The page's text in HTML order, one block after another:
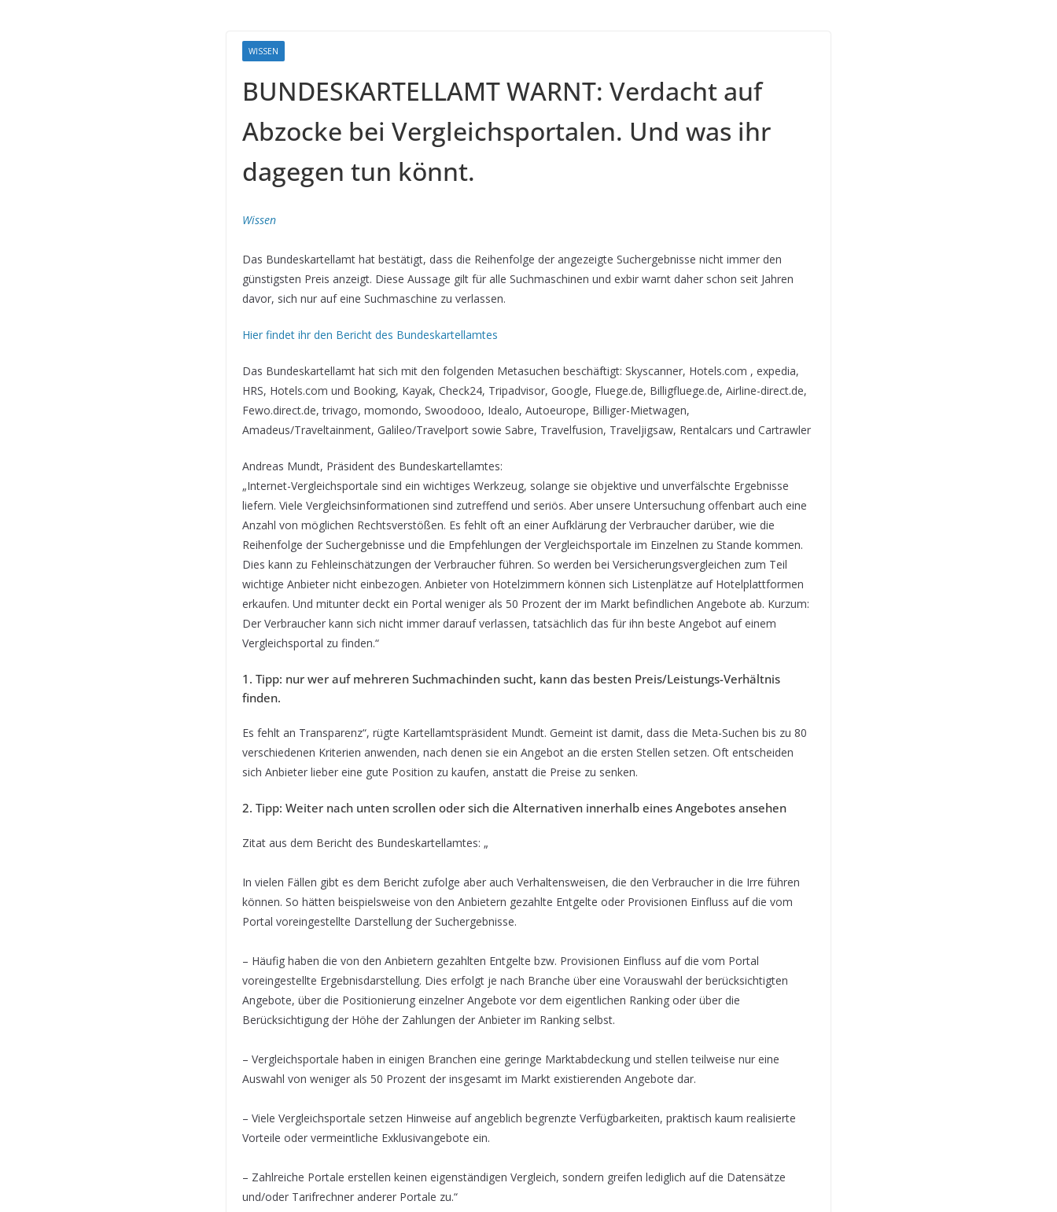
WISSEN
BUNDESKARTELLAMT WARNT: Verdacht auf
Abzocke bei Vergleichsportalen. Und was ihr
dagegen tun könnt.
Wissen
Das Bundeskartellamt hat bestätigt, dass die Reihenfolge der angezeigte Suchergebnisse nicht immer den
günstigsten Preis anzeigt. Diese Aussage gilt für alle Suchmaschinen und exbir warnt daher schon seit Jahren
davor, sich nur auf eine Suchmaschine zu verlassen.
Hier findet ihr den Bericht des Bundeskartellamtes
Das Bundeskartellamt hat sich mit den folgenden Metasuchen beschäftigt: Skyscanner, Hotels.com , expedia,
HRS, Hotels.com und Booking, Kayak, Check24, Tripadvisor, Google, Fluege.de, Billigfluege.de, Airline-direct.de,
Fewo.direct.de, trivago, momondo, Swoodooo, Idealo, Autoeurope, Billiger-Mietwagen,
Amadeus/Traveltainment, Galileo/Travelport sowie Sabre, Travelfusion, Traveljigsaw, Rentalcars und Cartrawler
Andreas Mundt, Präsident des Bundeskartellamtes:
„Internet-Vergleichsportale sind ein wichtiges Werkzeug, solange sie objektive und unverfälschte Ergebnisse
liefern. Viele Vergleichsinformationen sind zutreffend und seriös. Aber unsere Untersuchung offenbart auch eine
Anzahl von möglichen Rechtsverstößen. Es fehlt oft an einer Aufklärung der Verbraucher darüber, wie die
Reihenfolge der Suchergebnisse und die Empfehlungen der Vergleichsportale im Einzelnen zu Stande kommen.
Dies kann zu Fehleinschätzungen der Verbraucher führen. So werden bei Versicherungsvergleichen zum Teil
wichtige Anbieter nicht einbezogen. Anbieter von Hotelzimmern können sich Listenplätze auf Hotelplattformen
erkaufen. Und mitunter deckt ein Portal weniger als 50 Prozent der im Markt befindlichen Angebote ab. Kurzum:
Der Verbraucher kann sich nicht immer darauf verlassen, tatsächlich das für ihn beste Angebot auf einem
Vergleichsportal zu finden.“
1. Tipp: nur wer auf mehreren Suchmachinden sucht, kann das besten Preis/Leistungs-Verhältnis
finden.
Es fehlt an Transparenz“, rügte Kartellamtspräsident Mundt. Gemeint ist damit, dass die Meta-Suchen bis zu 80
verschiedenen Kriterien anwenden, nach denen sie ein Angebot an die ersten Stellen setzen. Oft entscheiden
sich Anbieter lieber eine gute Position zu kaufen, anstatt die Preise zu senken.
2. Tipp: Weiter nach unten scrollen oder sich die Alternativen innerhalb eines Angebotes ansehen
Zitat aus dem Bericht des Bundeskartellamtes: „
In vielen Fällen gibt es dem Bericht zufolge aber auch Verhaltensweisen, die den Verbraucher in die Irre führen
können. So hätten beispielsweise von den Anbietern gezahlte Entgelte oder Provisionen Einfluss auf die vom
Portal voreingestellte Darstellung der Suchergebnisse.
– Häufig haben die von den Anbietern gezahlten Entgelte bzw. Provisionen Einfluss auf die vom Portal
voreingestellte Ergebnisdarstellung. Dies erfolgt je nach Branche über eine Vorauswahl der berücksichtigten
Angebote, über die Positionierung einzelner Angebote vor dem eigentlichen Ranking oder über die
Berücksichtigung der Höhe der Zahlungen der Anbieter im Ranking selbst.
– Vergleichsportale haben in einigen Branchen eine geringe Marktabdeckung und stellen teilweise nur eine
Auswahl von weniger als 50 Prozent der insgesamt im Markt existierenden Angebote dar.
– Viele Vergleichsportale setzen Hinweise auf angeblich begrenzte Verfügbarkeiten, praktisch kaum realisierte
Vorteile oder vermeintliche Exklusivangebote ein.
– Zahlreiche Portale erstellen keinen eigenständigen Vergleich, sondern greifen lediglich auf die Datensätze
und/oder Tarifrechner anderer Portale zu.“